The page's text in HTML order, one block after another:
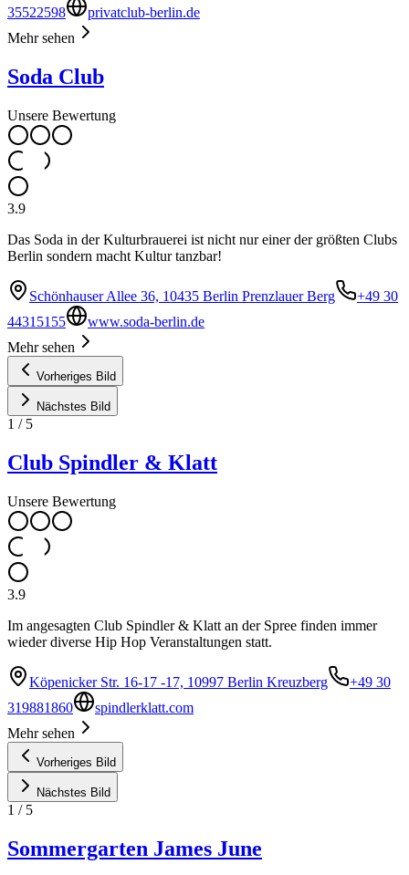
35522598
privatclub-berlin.de
Mehr sehen
Soda Club
Unsere Bewertung
3.9
Das Soda in der Kulturbrauerei ist nicht nur einer der größten Clubs
Berlin sondern macht Kultur tanzbar!
Schönhauser Allee 36, 10435 Berlin Prenzlauer Berg
+49 30
44315155
www.soda-berlin.de
Mehr sehen
Vorheriges Bild
Nächstes Bild
1 / 5
Club Spindler & Klatt
Unsere Bewertung
3.9
Im angesagten Club Spindler & Klatt an der Spree finden immer
wieder diverse Hip Hop Veranstaltungen statt.
Köpenicker Str. 16-17 -17, 10997 Berlin Kreuzberg
+49 30
319881860
spindlerklatt.com
Mehr sehen
Vorheriges Bild
Nächstes Bild
1 / 5
Sommergarten James June